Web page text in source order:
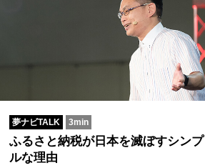
夢ナビTALK 3min
ふるさと納税が日本を滅ぼすシンプ
ルな理由